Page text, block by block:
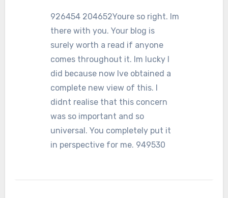
926454 204652Youre so right. Im
there with you. Your blog is
surely worth a read if anyone
comes throughout it. Im lucky I
did because now Ive obtained a
complete new view of this. I
didnt realise that this concern
was so important and so
universal. You completely put it
in perspective for me. 949530